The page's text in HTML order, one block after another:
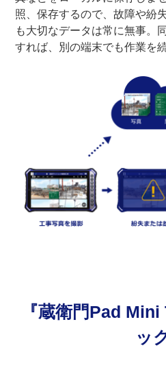
照、保存するので、故障や紛
も大切なデータは常に無事。
すれば、別の端末でも作業を
『蔵衛門Pad
ッ